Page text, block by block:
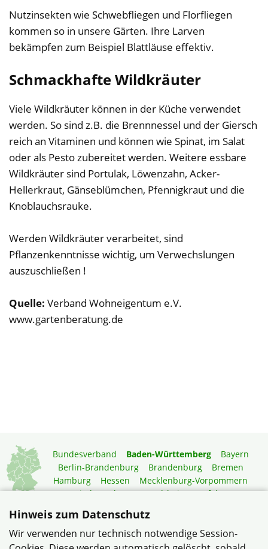
Nutzinsekten wie Schwebfliegen und Florfliegen
kommen so in unsere Gärten. Ihre Larven
bekämpfen zum Beispiel Blattläuse effektiv.
Schmackhafte Wildkräuter
Viele Wildkräuter können in der Küche verwendet
werden. So sind z.B. die Brennnessel und der Giersch
reich an Vitaminen und können wie Spinat, im Salat
oder als Pesto zubereitet werden. Weitere essbare
Wildkräuter sind Portulak, Löwenzahn, Acker-
Hellerkraut, Gänseblümchen, Pfennigkraut und die
Knoblauchsrauke.
Werden Wildkräuter verarbeitet, sind
Pflanzenkenntnisse wichtig, um Verwechslungen
auszuschließen !
Quelle: Verband Wohneigentum e.V.
www.gartenberatung.de
Bundesverband Baden-Württemberg
Bayern
Berlin-Brandenburg
Brandenburg
Bremen
Hamburg
Hessen
Mecklenburg-Vorpommern
Niedersachsen
Nordrhein-Westfalen
Sachsen-Anhalt
Schleswig-Holstein
Mitgliedermagazin
Gartenberatung
Hinweis zum Datenschutz
Wir verwenden nur technisch notwendige Session-